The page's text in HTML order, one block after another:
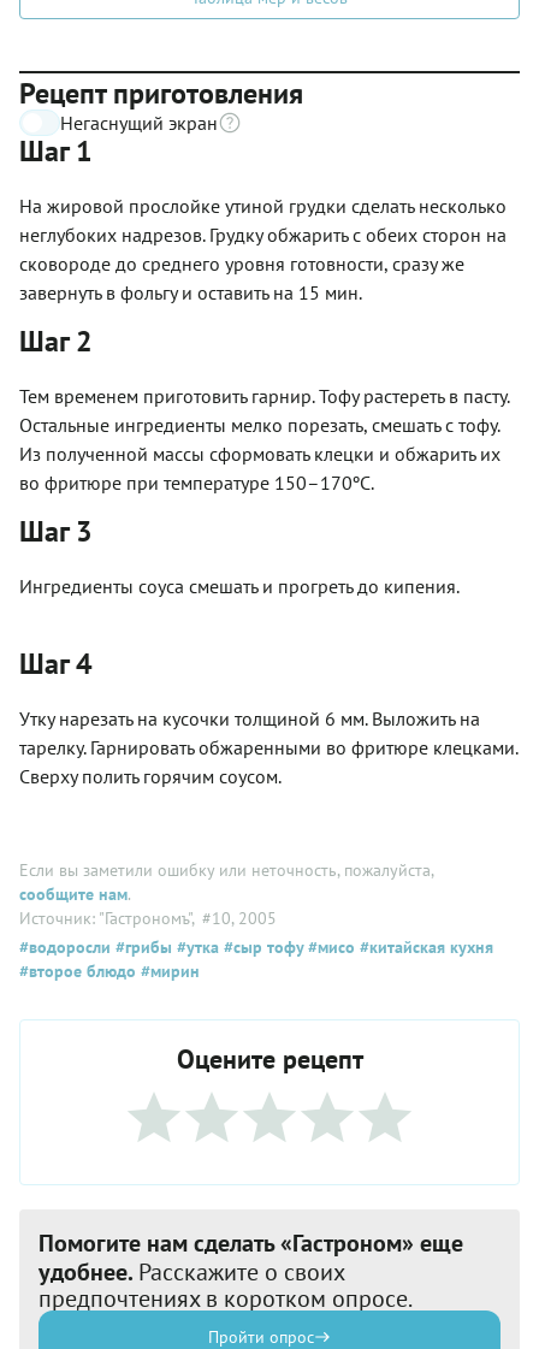
Рецепт приготовления
Негаснущий экран
Шаг 1
На жировой прослойке утиной грудки сделать несколько
неглубоких надрезов. Грудку обжарить с обеих сторон на
сковороде до среднего уровня готовности, сразу же
завернуть в фольгу и оставить на 15 мин.
Шаг 2
Тем временем приготовить гарнир. Тофу растереть в пасту.
Остальные ингредиенты мелко порезать, смешать с тофу.
Из полученной массы сформовать клецки и обжарить их
во фритюре при температуре 150–170ºС.
Шаг 3
Ингредиенты соуса смешать и прогреть до кипения.
Шаг 4
Утку нарезать на кусочки толщиной 6 мм. Выложить на
тарелку. Гарнировать обжаренными во фритюре клецками.
Сверху полить горячим соусом.
Если вы заметили ошибку или неточность, пожалуйста,
сообщите нам.
Источник: "Гастрономъ", #10, 2005
#водоросли #грибы #утка #сыр тофу#мисо #китайская кухня
#второе блюдо #мирин
Оцените рецепт
Помогите нам сделать «Гастроном» еще
удобнее. Расскажите о своих
предпочтениях в коротком опросе.
Пройти опрос